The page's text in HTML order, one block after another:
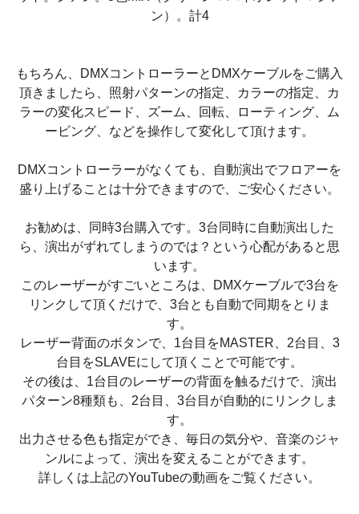
ン）。計4
もちろん、DMXコントローラーとDMXケーブルをご購入
頂きましたら、照射パターンの指定、カラーの指定、カ
ラーの変化スピード、ズーム、回転、ローティング、ム
ービング、などを操作して変化して頂けます。
DMXコントローラーがなくても、自動演出でフロアーを
盛り上げることは十分できますので、ご安心ください。
お勧めは、同時3台購入です。3台同時に自動演出した
ら、演出がずれてしまうのでは？という心配があると思
います。
このレーザーがすごいところは、DMXケーブルで3台を
リンクして頂くだけで、3台とも自動で同期をとりま
す。
レーザー背面のボタンで、1台目をMASTER、2台目、3
台目をSLAVEにして頂くことで可能です。
その後は、1台目のレーザーの背面を触るだけで、演出
パターン8種類も、2台目、3台目が自動的にリンクしま
す。
出力させる色も指定ができ、毎日の気分や、音楽のジャ
ンルによって、演出を変えることができます。
詳しくは上記のYouTubeの動画をご覧ください。